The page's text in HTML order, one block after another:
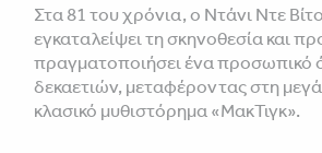
Στα 81 του χρόνια, ο Ντάνι Ντε
εγκαταλείψει τη σκηνοθεσία και
πραγματοποιήσει ένα προσωπικό
δεκαετιών, μεταφέροντας στη
κλασικό μυθιστόρημα «ΜακΤιγκ».